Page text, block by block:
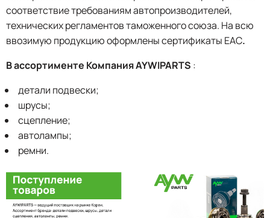
соответствие требованиям автопроизводителей,
технических регламентов таможенного союза. На всю
ввозимую продукцию оформлены сертификаты EAC.
В ассортименте Компания AYWIPARTS :
детали подвески;
шрусы;
сцепление;
автолампы;
ремни.